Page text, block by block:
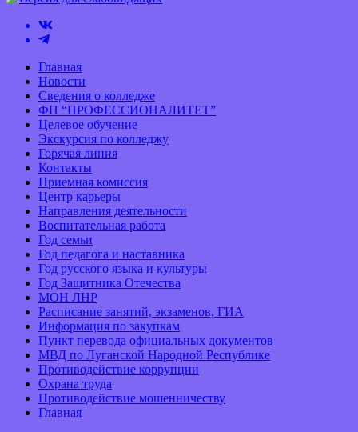
Главная
Новости
Сведения о колледже
ФП “ПРОФЕССИОНАЛИТЕТ”
Целевое обучение
Экскурсия по колледжу
Горячая линия
Контакты
Приемная комиссия
Центр карьеры
Направления деятельности
Воспитательная работа
Год семьи
Год педагога и наставника
Год русского языка и культуры
Год Защитника Отечества
МОН ЛНР
Расписание занятий, экзаменов, ГИА
Информация по закупкам
Пункт перевода официальных документов
МВД по Луганской Народной Республике
Противодействие коррупции
Охрана труда
Противодействие мошенничеству
Главная